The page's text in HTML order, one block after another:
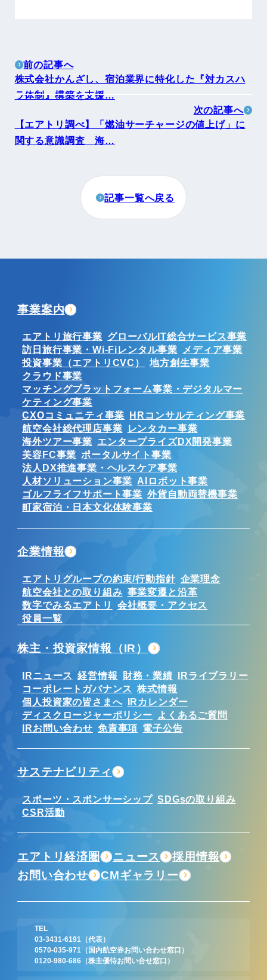
前の記事へ
株式会社かんざし、宿泊業界に特化した『対カスハ
ラ体制』構築を支援…
次の記事へ
【エアトリ調べ】「燃油サーチャージの値上げ」に
関する意識調査 海…
記事一覧へ戻る
TEL
03-3431-6191
（代表）
0570-035-971
（国内航空券お問い合わせ窓口）
0120-980-686 （株主優待お問い合せ窓口）
事業案内
エアトリ旅行事業 グローバルIT総合サービス事業
訪日旅行事業・Wi-Fiレンタル事業
メディア事業
投資事業（エアトリCVC）
地方創生事業
クラウド事業
マッチングプラットフォーム事業・デジタルマー
ケティング事業
CXOコミュニティ事業 HRコンサルティング事業
航空会社総代理店事業
レンタカー事業
海外ツアー事業 エンタープライズDX開発事業
美容FC事業 ポータルサイト事業
法人DX推進事業・ヘルスケア事業
人材ソリューション事業 AIロボット事業
ゴルフライフサポート事業 外貨自動両替機事業
町家宿泊・日本文化体験事業
企業情報
エアトリグループの約束/行動指針 企業理念
航空会社との取り組み 事業変遷と沿革
数字でみるエアトリ
会社概要・アクセス
役員一覧
株主・投資家情報（IR）
IRニュース 経営情報 財務・業績 IRライブラリー
コーポレートガバナンス
株式情報
個人投資家の皆さまへ IRカレンダー
ディスクロージャーポリシー
よくあるご質問
IRお問い合わせ 免責事項 電子公告
サステナビリティ
スポーツ・スポンサーシップ SDGsの取り組み
CSR活動
エアトリ経済圏 ニュース
採用情報
お問い合わせ
CMギャラリー